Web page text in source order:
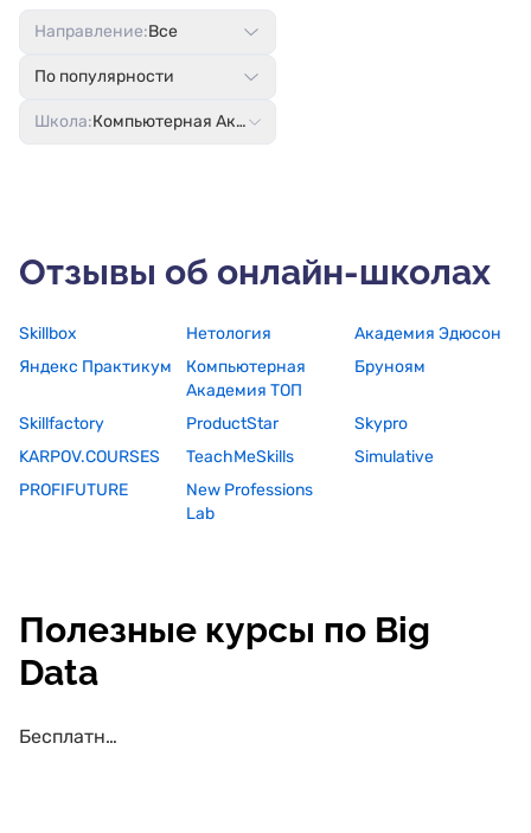
Направление:Все
По популярности
Школа:Компьютерная Академия ТОП
Отзывы об онлайн-школах
Skillbox Нетология
Академия Эдюсон
Яндекс Практикум
Компьютерная
Академия ТОП
Бруноям
Skillfactory ProductStar
Skypro
KARPOV.COURSES
TeachMeSkills
Simulative
PROFIFUTURE
New Professions
Lab
Полезные курсы по Big
Data
Бесплатные курсы по Big Data